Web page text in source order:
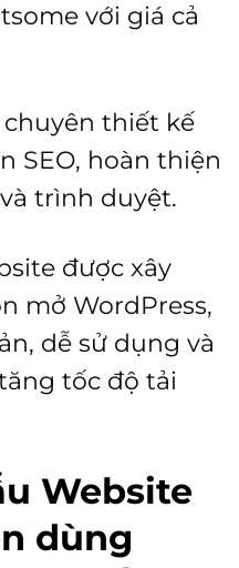
với giá cả
chuyên thiết kế
SEO, hoàn thiện
trình duyệt.
được xây
mở WordPress,
dễ sử dụng và
tốc độ tải
Website
dùng